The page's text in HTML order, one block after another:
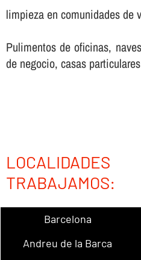
limpieza en comunidades de
Pulimentos de oficinas,
de negocio, casas
TRABAJAMOS:
Barcelona
Andreu de la Barca